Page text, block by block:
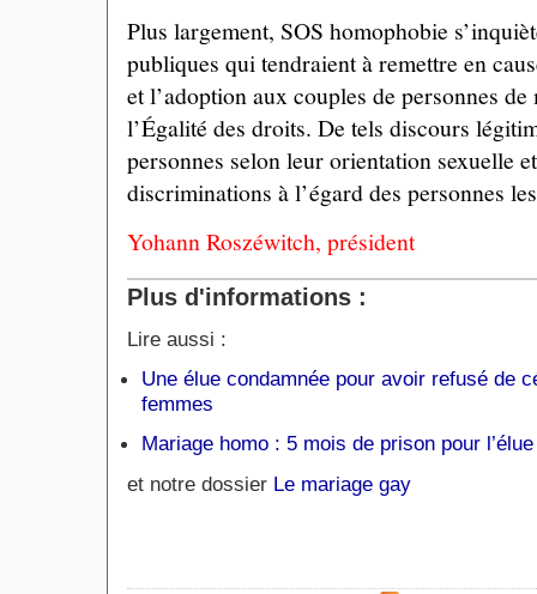
Plus largement, SOS homophobie
publiques qui tendraient à remettre en
et l’adoption aux couples de personnes de
l’Égalité des droits. De tels discours
personnes selon leur orientation sexuelle
discriminations à l’égard des personnes
Yohann Roszéwitch, président
Plus d'informations :
Lire aussi :
Une élue condamnée pour avoir refusé de
femmes
Mariage homo : 5 mois de prison pour
et notre dossier Le mariage gay